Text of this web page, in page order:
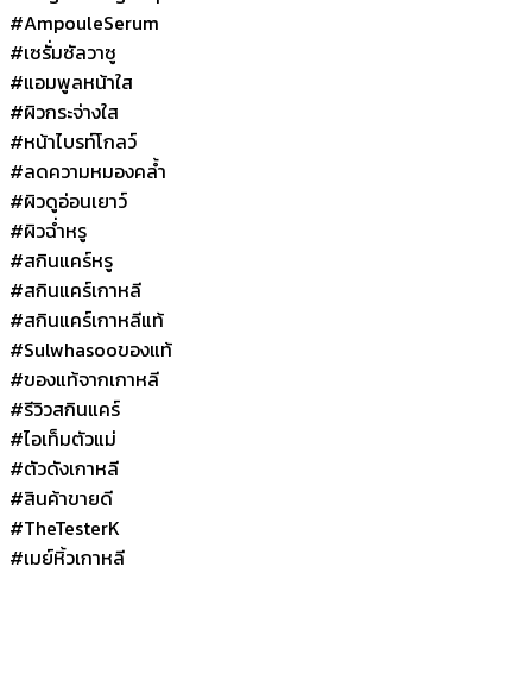
#AmpouleSerum
#เซรั่มซัลวาซู
#แอมพูลหน้าใส
#ผิวกระจ่างใส
#หน้าไบรท์โกลว์
#ลดความหมองคล้ำ
#ผิวดูอ่อนเยาว์
#ผิวฉ่ำหรู
#สกินแคร์หรู
#สกินแคร์เกาหลี
#สกินแคร์เกาหลีแท้
#Sulwhasooของแท้
#ของแท้จากเกาหลี
#รีวิวสกินแคร์
#ไอเท็มตัวแม่
#ตัวดังเกาหลี
#สินค้าขายดี
#TheTesterK
#เมย์หิ้วเกาหลี